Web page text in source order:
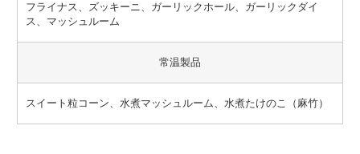
フライナス、ズッキーニ、ガーリックホール、ガーリックダイ
ス、マッシュルーム
常温製品
スイート粒コーン、水煮マッシュルーム、水煮たけのこ（麻竹）